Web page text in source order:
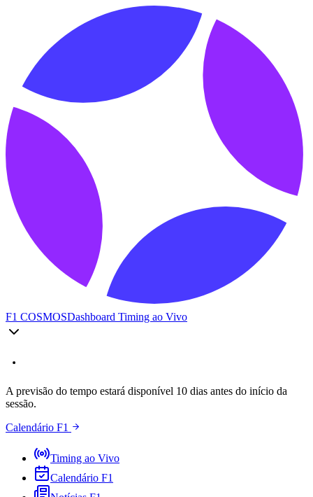
F1 COSMOSDashboard Timing ao Vivo
A previsão do tempo estará disponível 10 dias antes do início da
sessão.
Calendário F1
Timing ao Vivo
Calendário F1